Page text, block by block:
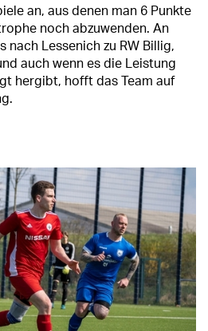
an, aus denen man 6 Punkte
noch abzuwenden. An
nach Lessenich zu RW Billig,
auch wenn es die Leistung
hergibt, hofft das Team auf